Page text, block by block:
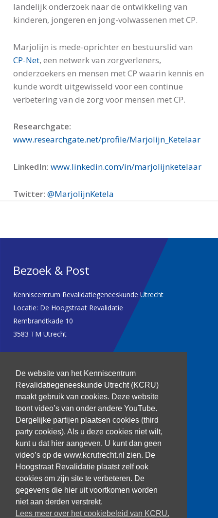
De website van het Kenniscentrum
Revalidatiegeneeskunde Utrecht (KCRU)
maakt gebruik van cookies. Deze website
toont video’s van onder andere YouTube.
Dergelijke partijen plaatsen cookies (third
party cookies). Als u deze cookies niet wilt,
kunt u dat hier aangeven. U kunt dan geen
video’s op de www.kcrutrecht.nl zien. De
Hoogstraat Revalidatie plaatst zelf ook
cookies om zijn site te verbeteren. De
gegevens die hier uit voortkomen worden
niet aan derden verstrekt.
Lees meer over het cookiebeleid van KCRU.
landelijk onderzoek naar de ontwikkeling van
kinderen, jongeren en jong-volwassenen met CP.
Marjolijn is mede-oprichter en bestuurslid van
CP-Net, een netwerk van zorgverleners,
onderzoekers en mensen met CP waarin kennis en
kunde wordt uitgewisseld voor een continue
verbetering van de zorg voor mensen met CP.
Researchgate:
www.researchgate.net/profile/Marjolijn_Ketelaar
LinkedIn: www.linkedin.com/in/marjolijnketelaar
Twitter: @MarjolijnKetela
Bezoek & Post
Kenniscentrum Revalidatiegeneeskunde Utrecht
Locatie: De Hoogstraat Revalidatie
Rembrandtkade 10
3583 TM Utrecht
kenniscentrum@dehoogstraat.nl
Over het KCRU
Samenwerkingen
Onze onderzoekers
Procedure onderzoeker
Volg ons